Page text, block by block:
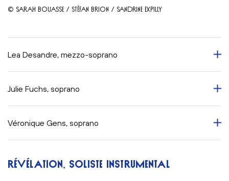
© SARAH BOUASSE / STÉFAN BRION / SANDRINE EXPILLY
Lea Desandre, mezzo-soprano
Julie Fuchs, soprano
Véronique Gens, soprano
RÉVÉLATION, SOLISTE INSTRUMENTAL